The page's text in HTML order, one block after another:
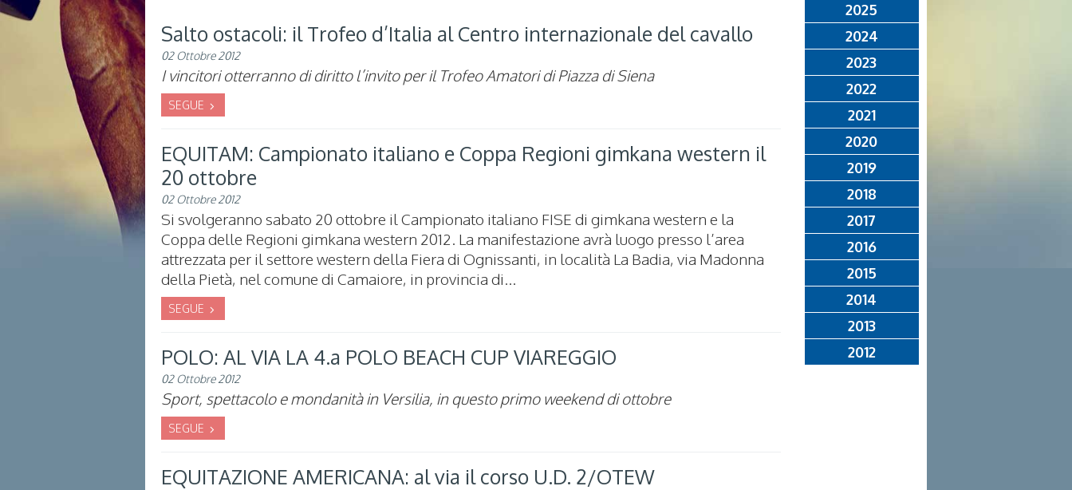
Salto ostacoli: il Trofeo d’Italia al Centro internazionale del cavallo
02 Ottobre 2012
I vincitori otterranno di diritto l’invito per il Trofeo Amatori di Piazza di Siena
SEGUE
EQUITAM: Campionato italiano e Coppa Regioni gimkana western il
20 ottobre
02 Ottobre 2012
Si svolgeranno sabato 20 ottobre il Campionato italiano FISE di gimkana western e la
Coppa delle Regioni gimkana western 2012. La manifestazione avrà luogo presso l’area
attrezzata per il settore western della Fiera di Ognissanti, in località La Badia, via Madonna
della Pietà, nel comune di Camaiore, in provincia di...
SEGUE
POLO: AL VIA LA 4.a POLO BEACH CUP VIAREGGIO
02 Ottobre 2012
Sport, spettacolo e mondanità in Versilia, in questo primo weekend di ottobre
SEGUE
EQUITAZIONE AMERICANA: al via il corso U.D. 2/OTEW
2025
2024
2023
2022
2021
2020
2019
2018
2017
2016
2015
2014
2013
2012